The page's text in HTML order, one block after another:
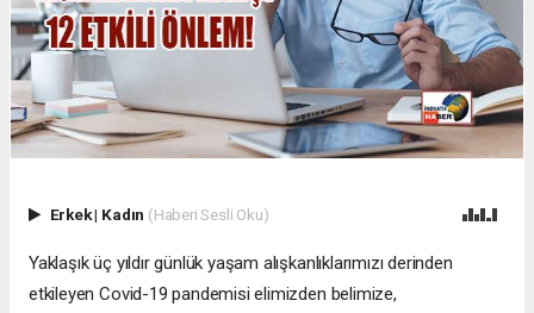
Erkek| Kadın (Haberi Sesli Oku)
Yaklaşık üç yıldır günlük yaşam alışkanlıklarımızı derinden
etkileyen Covid-19 pandemisi elimizden belimize,